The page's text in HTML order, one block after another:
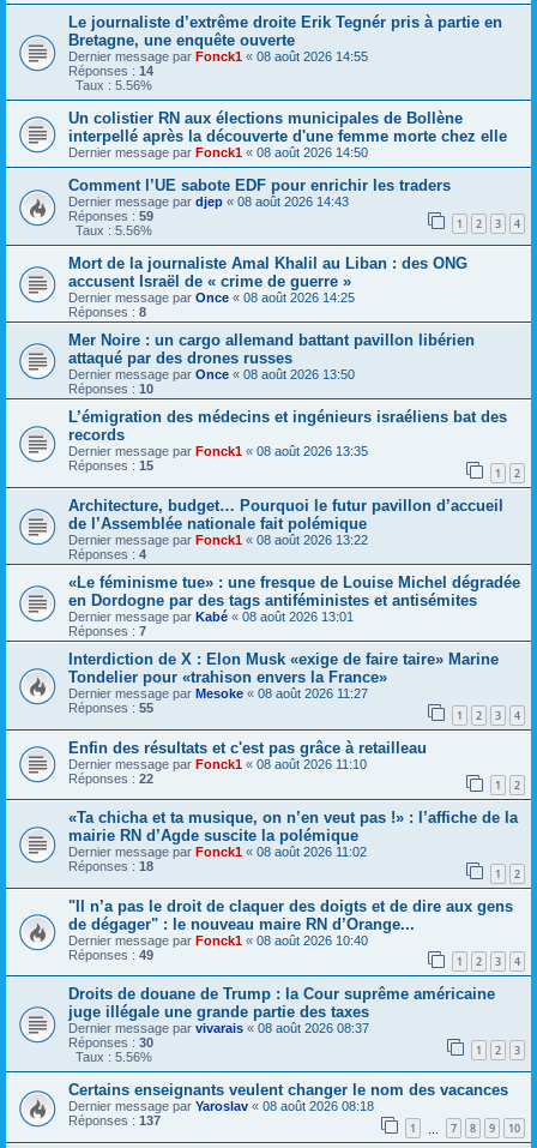
Le journaliste d’extrême droite Erik Tegnér pris à partie en
Bretagne, une enquête ouverte
Dernier message par Fonck1 « 08 août 2026 14:55
Réponses : 14
Taux : 5.56%
Un colistier RN aux élections municipales de Bollène
interpellé après la découverte d'une femme morte chez elle
Dernier message par Fonck1 « 08 août 2026 14:50
Comment l’UE sabote EDF pour enrichir les traders
Dernier message par djep « 08 août 2026 14:43
Réponses : 59 1 2 3 4
Taux : 5.56%
Mort de la journaliste Amal Khalil au Liban : des ONG
accusent Israël de « crime de guerre »
Dernier message par Once « 08 août 2026 14:25
Réponses : 8
Mer Noire : un cargo allemand battant pavillon libérien
attaqué par des drones russes
Dernier message par Once « 08 août 2026 13:50
Réponses : 10
L’émigration des médecins et ingénieurs israéliens bat des
records
Dernier message par Fonck1 « 08 août 2026 13:35
Réponses : 15 1 2
Architecture, budget… Pourquoi le futur pavillon d’accueil
de l’Assemblée nationale fait polémique
Dernier message par Fonck1 « 08 août 2026 13:22
Réponses : 4
«Le féminisme tue» : une fresque de Louise Michel dégradée
en Dordogne par des tags antiféministes et antisémites
Dernier message par Kabé « 08 août 2026 13:01
Réponses : 7
Interdiction de X : Elon Musk «exige de faire taire» Marine
Tondelier pour «trahison envers la France»
Dernier message par Mesoke « 08 août 2026 11:27
Réponses : 55 1 2 3 4
Enfin des résultats et c'est pas grâce à retailleau
Dernier message par Fonck1 « 08 août 2026 11:10
Réponses : 22 1 2
«Ta chicha et ta musique, on n’en veut pas !» : l’affiche de la
mairie RN d’Agde suscite la polémique
Dernier message par Fonck1 « 08 août 2026 11:02
Réponses : 18 1 2
"Il n’a pas le droit de claquer des doigts et de dire aux gens
de dégager" : le nouveau maire RN d’Orange...
Dernier message par Fonck1 « 08 août 2026 10:40
Réponses : 49 1 2 3 4
Droits de douane de Trump : la Cour suprême américaine
juge illégale une grande partie des taxes
Dernier message par vivarais « 08 août 2026 08:37
Réponses : 30 1 2 3
Taux : 5.56%
Certains enseignants veulent changer le nom des vacances
Dernier message par Yaroslav « 08 août 2026 08:18
Réponses : 137 1 7 8 9 10